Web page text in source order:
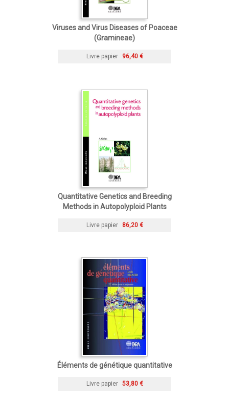
Viruses and Virus Diseases of Poaceae
(Gramineae)
Livre papier 96,40 €
Quantitative Genetics and Breeding
Methods in Autopolyploid Plants
Livre papier 86,20 €
Éléments de génétique quantitative
Livre papier 53,80 €